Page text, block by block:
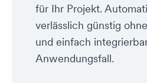
für Ihr Projekt.
verlässlich günstig
und einfach
Anwendungsfall.